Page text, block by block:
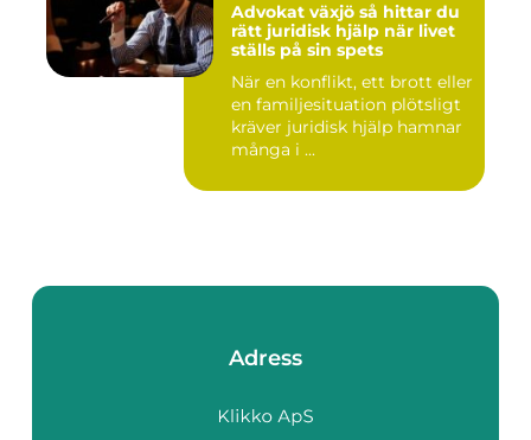
Advokat växjö så hittar du
rätt juridisk hjälp när livet
ställs på sin spets
När en konflikt, ett brott eller
en familjesituation plötsligt
kräver juridisk hjälp hamnar
många i ...
Adress